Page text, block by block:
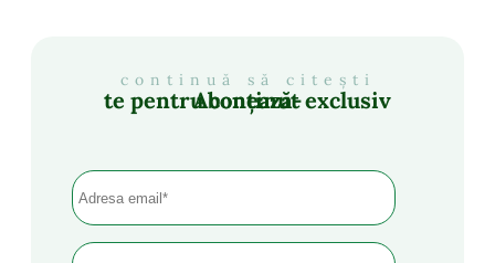
continuă să citești
Abonează-te pentru conținut exclusiv